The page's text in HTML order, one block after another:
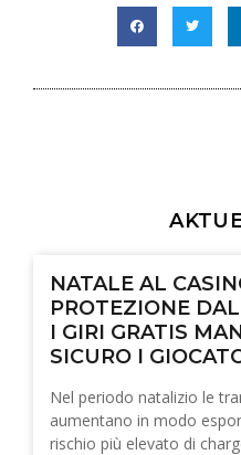
NATALE AL
PROTEZIONE
I GIRI GRATIS
SICURO I
Nel periodo natalizio le
aumentano in modo
rischio più elevato di